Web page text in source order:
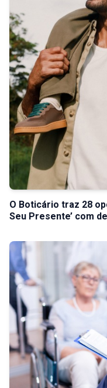
O Boticário traz 28
Seu Presente’ com